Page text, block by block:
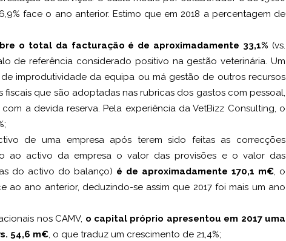
face o ano anterior. Estimo que em 2018 a percentagem de
o total da facturação é de aproximadamente 33,1% (vs.
de referência considerado positivo na gestão veterinária. Um
improdutividade da equipa ou má gestão de outros recursos
fiscais que são adoptadas nas rubricas dos gastos com pessoal,
a devida reserva. Pela experiência da VetBizz Consulting, o
de uma empresa após terem sido feitas as correcções
ao activo da empresa o valor das provisões e o valor das
do activo do balanço) é de aproximadamente 170,1 m€, o
ao ano anterior, deduzindo-se assim que 2017 foi mais um ano
nos CAMV, o capital próprio apresentou em 2017 uma
54,6 m€, o que traduz um crescimento de 21,4%;